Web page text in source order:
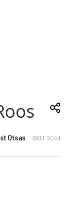
Otsas SKU 3044